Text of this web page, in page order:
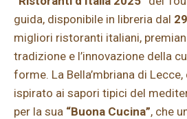
guida, disponibile in libreria dal
migliori ristoranti italiani,
tradizione e l’innovazione della
forme. La Bella’mbriana di
ispirato ai sapori tipici del
per la sua “Buona Cucina”, che